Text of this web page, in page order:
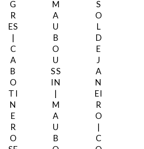
G
R
ES
|
C
A
B
O
TI
N
E
R
O
M
A
U
B
O
U
SS
IN
|
M
A
U
B
S
O
L
D
E
J
A
N
EI
R
O
|
C